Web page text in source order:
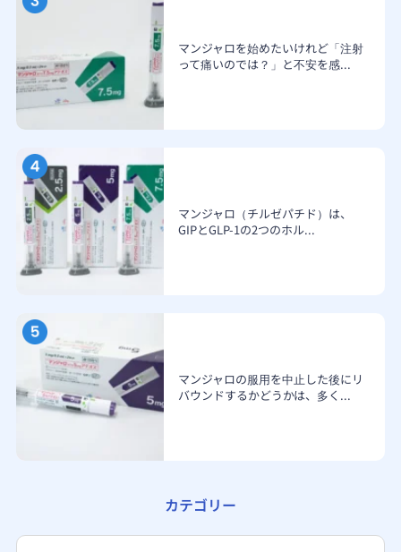
マンジャロを始めたいけれど「注射
って痛いのでは？」と不安を感...
マンジャロ（チルゼパチド）は、
GIPとGLP-1の2つのホル...
マンジャロの服用を中止した後にリ
バウンドするかどうかは、多く...
カテゴリー